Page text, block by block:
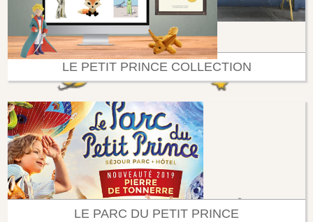
LE PETIT PRINCE COLLECTION
LE PARC DU PETIT PRINCE